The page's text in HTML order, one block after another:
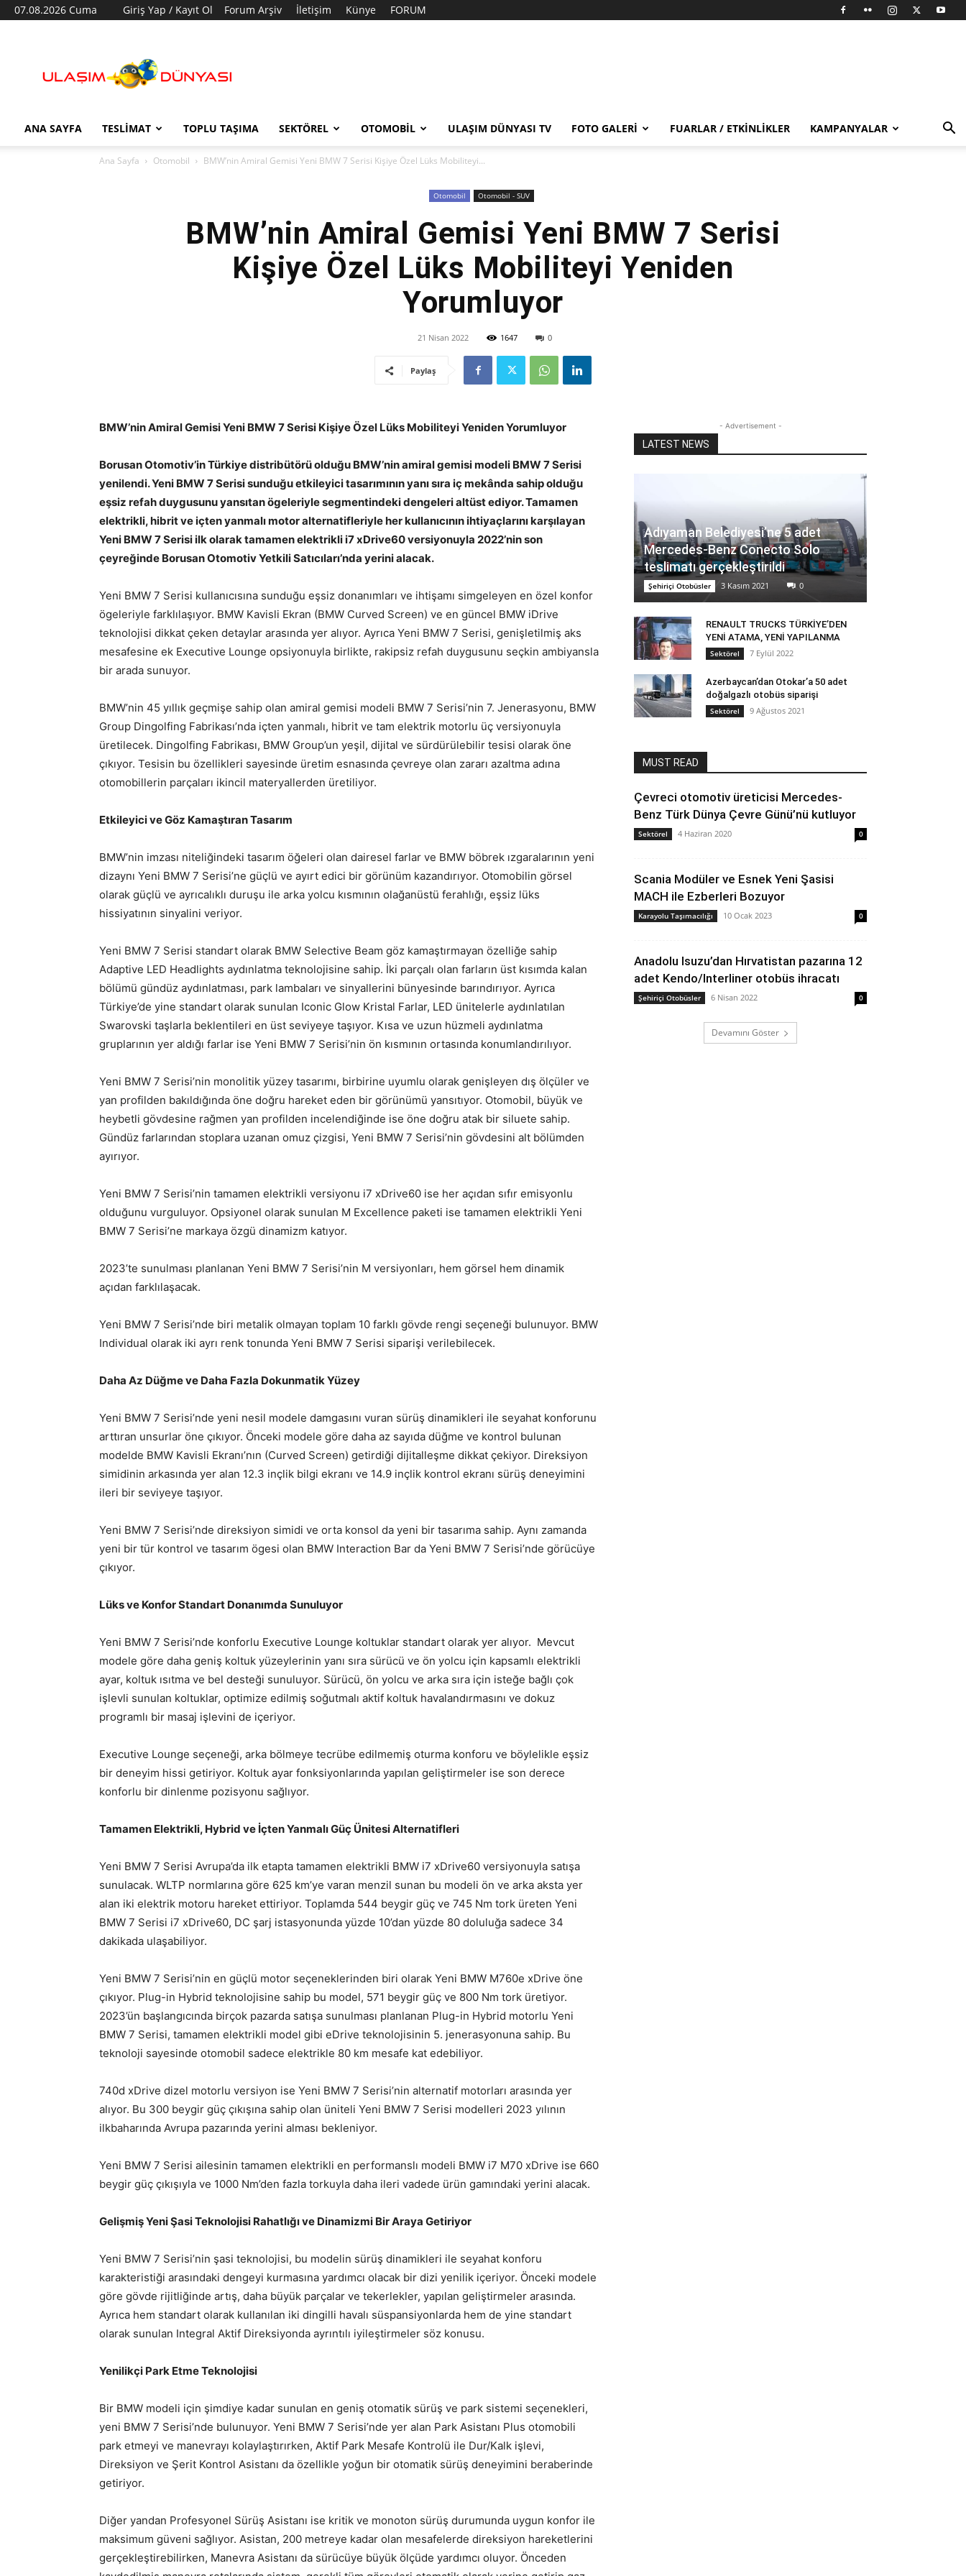
07.08.2026 Cuma Giriş Yap / Kayıt Ol Forum Arşiv İletişim Künye FORUM
Dünyası
ANA SAYFA TESLIMAT TOPLU TAŞIMA SEKTÖREL OTOMOBIL ULAŞIM DÜNYASI TV FOTO GALERI FUARLAR / ETKINLIKLER KAMPANYALAR
Ana Sayfa Otomobil BMW’nin Amiral Gemisi Yeni BMW 7 Serisi Kişiye Özel Lüks Mobiliteyi...
Otomobil Otomobil - SUV
BMW’nin Amiral Gemisi Yeni BMW 7 Serisi
Kişiye Özel Lüks Mobiliteyi Yeniden
Yorumluyor
21 Nisan 2022 1647 0
Paylaş
BMW’nin Amiral Gemisi Yeni BMW 7 Serisi Kişiye Özel Lüks Mobiliteyi Yeniden Yorumluyor
Borusan Otomotiv’in Türkiye distribütörü olduğu BMW’nin amiral gemisi modeli BMW 7 Serisi
yenilendi. Yeni BMW 7 Serisi sunduğu etkileyici tasarımının yanı sıra iç mekânda sahip olduğu
eşsiz refah duygusunu yansıtan ögeleriyle segmentindeki dengeleri altüst ediyor. Tamamen
elektrikli, hibrit ve içten yanmalı motor alternatifleriyle her kullanıcının ihtiyaçlarını karşılayan
Yeni BMW 7 Serisi ilk olarak tamamen elektrikli i7 xDrive60 versiyonuyla 2022’nin son
çeyreğinde Borusan Otomotiv Yetkili Satıcıları’nda yerini alacak.
Yeni BMW 7 Serisi kullanıcısına sunduğu eşsiz donanımları ve ihtişamı simgeleyen en özel konfor
ögeleriyle farklılaşıyor. BMW Kavisli Ekran (BMW Curved Screen) ve en güncel BMW iDrive
teknolojisi dikkat çeken detaylar arasında yer alıyor. Ayrıca Yeni BMW 7 Serisi, genişletilmiş aks
mesafesine ek Executive Lounge opsiyonuyla birlikte, rakipsiz refah duygusunu seçkin ambiyansla
bir arada sunuyor.
BMW’nin 45 yıllık geçmişe sahip olan amiral gemisi modeli BMW 7 Serisi’nin 7. Jenerasyonu, BMW
Group Dingolfing Fabrikası’nda içten yanmalı, hibrit ve tam elektrik motorlu üç versiyonuyla
üretilecek. Dingolfing Fabrikası, BMW Group’un yeşil, dijital ve sürdürülebilir tesisi olarak öne
çıkıyor. Tesisin bu özellikleri sayesinde üretim esnasında çevreye olan zararı azaltma adına
otomobillerin parçaları ikincil materyallerden üretiliyor.
Etkileyici ve Göz Kamaştıran Tasarım
BMW’nin imzası niteliğindeki tasarım öğeleri olan dairesel farlar ve BMW böbrek ızgaralarının yeni
dizaynı Yeni BMW 7 Serisi’ne güçlü ve ayırt edici bir görünüm kazandırıyor. Otomobilin görsel
olarak güçlü ve ayrıcalıklı duruşu ile arka yolcu kısmının olağanüstü ferahlığı, eşsiz lüks
hissiyatının sinyalini veriyor.
Yeni BMW 7 Serisi standart olarak BMW Selective Beam göz kamaştırmayan özelliğe sahip
Adaptive LED Headlights aydınlatma teknolojisine sahip. İki parçalı olan farların üst kısımda kalan
bölümü gündüz aydınlatması, park lambaları ve sinyallerini bünyesinde barındırıyor. Ayrıca
Türkiye’de yine standart olarak sunulan Iconic Glow Kristal Farlar, LED ünitelerle aydınlatılan
Swarovski taşlarla beklentileri en üst seviyeye taşıyor. Kısa ve uzun hüzmeli aydınlatma
gruplarının yer aldığı farlar ise Yeni BMW 7 Serisi’nin ön kısmının ortasında konumlandırılıyor.
Yeni BMW 7 Serisi’nin monolitik yüzey tasarımı, birbirine uyumlu olarak genişleyen dış ölçüler ve
yan profilden bakıldığında öne doğru hareket eden bir görünümü yansıtıyor. Otomobil, büyük ve
heybetli gövdesine rağmen yan profilden incelendiğinde ise öne doğru atak bir siluete sahip.
Gündüz farlarından stoplara uzanan omuz çizgisi, Yeni BMW 7 Serisi’nin gövdesini alt bölümden
ayırıyor.
Yeni BMW 7 Serisi’nin tamamen elektrikli versiyonu i7 xDrive60 ise her açıdan sıfır emisyonlu
olduğunu vurguluyor. Opsiyonel olarak sunulan M Excellence paketi ise tamamen elektrikli Yeni
BMW 7 Serisi’ne markaya özgü dinamizm katıyor.
2023’te sunulması planlanan Yeni BMW 7 Serisi’nin M versiyonları, hem görsel hem dinamik
açıdan farklılaşacak.
Yeni BMW 7 Serisi’nde biri metalik olmayan toplam 10 farklı gövde rengi seçeneği bulunuyor. BMW
Individual olarak iki ayrı renk tonunda Yeni BMW 7 Serisi siparişi verilebilecek.
Daha Az Düğme ve Daha Fazla Dokunmatik Yüzey
Yeni BMW 7 Serisi’nde yeni nesil modele damgasını vuran sürüş dinamikleri ile seyahat konforunu
arttıran unsurlar öne çıkıyor. Önceki modele göre daha az sayıda düğme ve kontrol bulunan
modelde BMW Kavisli Ekranı’nın (Curved Screen) getirdiği dijitalleşme dikkat çekiyor. Direksiyon
simidinin arkasında yer alan 12.3 inçlik bilgi ekranı ve 14.9 inçlik kontrol ekranı sürüş deneyimini
ileri bir seviyeye taşıyor.
Yeni BMW 7 Serisi’nde direksiyon simidi ve orta konsol da yeni bir tasarıma sahip. Aynı zamanda
yeni bir tür kontrol ve tasarım ögesi olan BMW Interaction Bar da Yeni BMW 7 Serisi’nde görücüye
çıkıyor.
Lüks ve Konfor Standart Donanımda Sunuluyor
Yeni BMW 7 Serisi’nde konforlu Executive Lounge koltuklar standart olarak yer alıyor. Mevcut
modele göre daha geniş koltuk yüzeylerinin yanı sıra sürücü ve ön yolcu için kapsamlı elektrikli
ayar, koltuk ısıtma ve bel desteği sunuluyor. Sürücü, ön yolcu ve arka sıra için isteğe bağlı çok
işlevli sunulan koltuklar, optimize edilmiş soğutmalı aktif koltuk havalandırmasını ve dokuz
programlı bir masaj işlevini de içeriyor.
Executive Lounge seçeneği, arka bölmeye tecrübe edilmemiş oturma konforu ve böylelikle eşsiz
bir deneyim hissi getiriyor. Koltuk ayar fonksiyonlarında yapılan geliştirmeler ise son derece
konforlu bir dinlenme pozisyonu sağlıyor.
Tamamen Elektrikli, Hybrid ve İçten Yanmalı Güç Ünitesi Alternatifleri
Yeni BMW 7 Serisi Avrupa’da ilk etapta tamamen elektrikli BMW i7 xDrive60 versiyonuyla satışa
sunulacak. WLTP normlarına göre 625 km’ye varan menzil sunan bu modeli ön ve arka aksta yer
alan iki elektrik motoru hareket ettiriyor. Toplamda 544 beygir güç ve 745 Nm tork üreten Yeni
BMW 7 Serisi i7 xDrive60, DC şarj istasyonunda yüzde 10’dan yüzde 80 doluluğa sadece 34
dakikada ulaşabiliyor.
Yeni BMW 7 Serisi’nin en güçlü motor seçeneklerinden biri olarak Yeni BMW M760e xDrive öne
çıkıyor. Plug-in Hybrid teknolojisine sahip bu model, 571 beygir güç ve 800 Nm tork üretiyor.
2023’ün başlangıcında birçok pazarda satışa sunulması planlanan Plug-in Hybrid motorlu Yeni
BMW 7 Serisi, tamamen elektrikli model gibi eDrive teknolojisinin 5. jenerasyonuna sahip. Bu
teknoloji sayesinde otomobil sadece elektrikle 80 km mesafe kat edebiliyor.
740d xDrive dizel motorlu versiyon ise Yeni BMW 7 Serisi’nin alternatif motorları arasında yer
alıyor. Bu 300 beygir güç çıkışına sahip olan üniteli Yeni BMW 7 Serisi modelleri 2023 yılının
ilkbaharında Avrupa pazarında yerini alması bekleniyor.
Yeni BMW 7 Serisi ailesinin tamamen elektrikli en performanslı modeli BMW i7 M70 xDrive ise 660
beygir güç çıkışıyla ve 1000 Nm’den fazla torkuyla daha ileri vadede ürün gamındaki yerini alacak.
Gelişmiş Yeni Şasi Teknolojisi Rahatlığı ve Dinamizmi Bir Araya Getiriyor
Yeni BMW 7 Serisi’nin şasi teknolojisi, bu modelin sürüş dinamikleri ile seyahat konforu
karakteristiği arasındaki dengeyi kurmasına yardımcı olacak bir dizi yenilik içeriyor. Önceki modele
göre gövde rijitliğinde artış, daha büyük parçalar ve tekerlekler, yapılan geliştirmeler arasında.
Ayrıca hem standart olarak kullanılan iki dingilli havalı süspansiyonlarda hem de yine standart
olarak sunulan Integral Aktif Direksiyonda ayrıntılı iyileştirmeler söz konusu.
Yenilikçi Park Etme Teknolojisi
Bir BMW modeli için şimdiye kadar sunulan en geniş otomatik sürüş ve park sistemi seçenekleri,
yeni BMW 7 Serisi’nde bulunuyor. Yeni BMW 7 Serisi’nde yer alan Park Asistanı Plus otomobili
park etmeyi ve manevrayı kolaylaştırırken, Aktif Park Mesafe Kontrolü ile Dur/Kalk işlevi,
Direksiyon ve Şerit Kontrol Asistanı da özellikle yoğun bir otomatik sürüş deneyimini beraberinde
getiriyor.
Diğer yandan Profesyonel Sürüş Asistanı ise kritik ve monoton sürüş durumunda uygun konfor ile
maksimum güveni sağlıyor. Asistan, 200 metreye kadar olan mesafelerde direksiyon hareketlerini
gerçekleştirebilirken, Manevra Asistanı da sürücüye büyük ölçüde yardımcı oluyor. Önceden
- Advertisement -
LATEST NEWS
Adıyaman Belediyesi’ne 5 adet
Mercedes-Benz Conecto Solo
teslimatı gerçekleştirildi
Şehiriçi Otobüsler 3 Kasım 2021 0
RENAULT TRUCKS TÜRKİYE’DEN
YENİ ATAMA, YENİ YAPILANMA
Sektörel 7 Eylül 2022
Azerbaycan’dan Otokar’a 50 adet
doğalgazlı otobüs siparişi
Sektörel 9 Ağustos 2021
MUST READ
Çevreci otomotiv üreticisi Mercedes-
Benz Türk Dünya Çevre Günü’nü kutluyor
Sektörel 4 Haziran 2020 0
Scania Modüler ve Esnek Yeni Şasisi
MACH ile Ezberleri Bozuyor
Karayolu Taşımacılığı 10 Ocak 2023 0
Anadolu Isuzu’dan Hırvatistan pazarına 12
adet Kendo/Interliner otobüs ihracatı
Şehiriçi Otobüsler 6 Nisan 2022 0
Devamını Göster